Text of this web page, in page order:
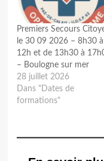
Premiers Secours
le 30 09 2026 – 8h30 à
12h et de 13h30 à
– Boulogne sur mer
28 juillet 2026
Dans "Dates de
formations"